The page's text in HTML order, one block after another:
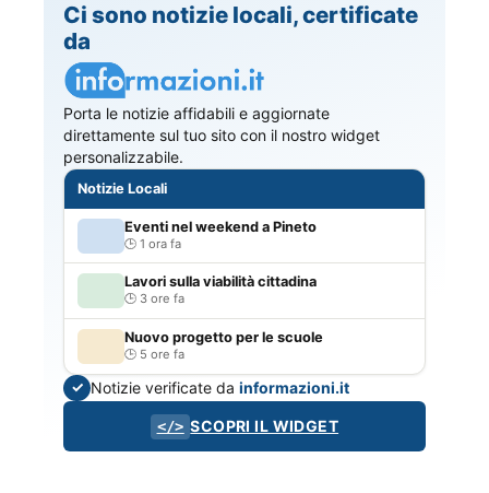
Ci sono notizie locali, certificate
da
Porta le notizie affidabili e aggiornate
direttamente sul tuo sito con il nostro widget
personalizzabile.
Notizie Locali
Eventi nel weekend a Pineto
1 ora fa
Lavori sulla viabilità cittadina
3 ore fa
Nuovo progetto per le scuole
5 ore fa
✓ Notizie verificate dainformazioni.it
</> SCOPRI IL WIDGET